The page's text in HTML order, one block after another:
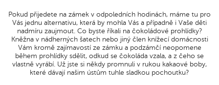
Pokud přijedete na zámek v odpoledních hodinách, máme tu pro
Vás jednu alternativu, která by mohla Vás a případně i Vaše děti
nadmíru zaujmout. Co byste říkali na čokoládové prohlídky?
Kněžna v nádherných šatech nebo jiný člen knížecí domácnosti
Vám kromě zajímavostí ze zámku a podzámčí neopomene
během prohlídky sdělit, odkud se čokoláda vzala, a z čeho se
vlastně vyrábí. Už jste si někdy promnuli v rukou kakaové boby,
které dávají našim ústům tuhle sladkou pochoutku?